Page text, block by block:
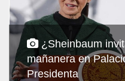
¿Sheinbaum
mañanera en
Presidenta